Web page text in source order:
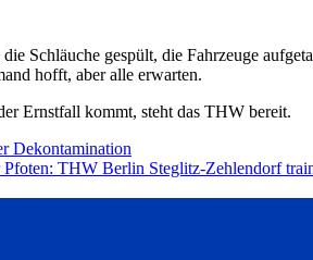
Schläuche gespült, die Fahrzeuge
hofft, aber alle erwarten.
Ernstfall kommt, steht das THW bereit.
Dekontamination
THW Berlin Steglitz-Zehlendorf